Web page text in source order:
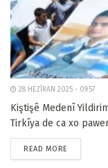
28 HEZÎRAN 2025 - 09:57
Kiştişê Medenî
Tirkîya de ca xo
READ MORE